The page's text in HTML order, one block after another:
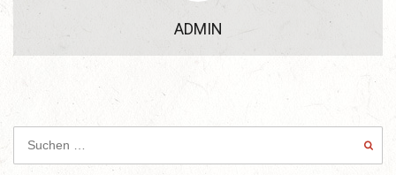
ADMIN